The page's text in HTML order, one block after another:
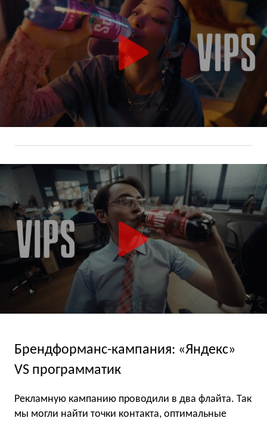
Брендформанс-кампания: «Яндекс»
VS программатик
Рекламную кампанию проводили в два флайта. Так
мы могли найти точки контакта, оптимальные